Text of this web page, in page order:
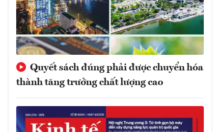
Quyết sách đúng phải được chuyển hóa
thành tăng trưởng chất lượng cao